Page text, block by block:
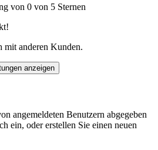
von 0 von 5 Sternen
mit anderen Kunden.
anzeigen
angemeldeten Benutzern abgegeben
ein, oder erstellen Sie einen neuen